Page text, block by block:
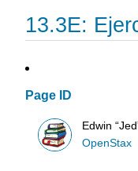
13.3E:
Page ID
Edwin
OpenStax